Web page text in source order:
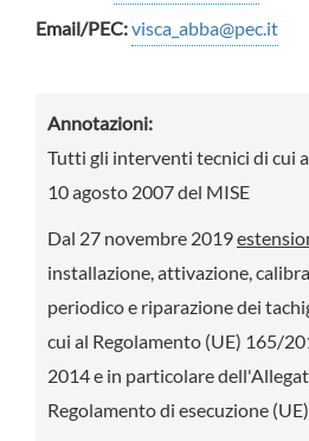
Email/PEC:visca_abba@pec.it
Annotazioni:
Tutti gli interventi tecnici di cui
10 agosto 2007 del MISE
Dal 27 novembre 2019
installazione, attivazione,
periodico e riparazione dei
cui al Regolamento (UE) 165/
2014 e in particolare
Regolamento di esecuzione